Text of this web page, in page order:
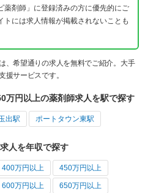
薬剤師」に登録済みの方に優先的にご
には求人情報が掲載されないことも
、希望通りの求人を無料でご紹介。大手
援サービスです。
万円以上の薬剤師求人を駅で探す
出駅 ポートタウン東駅
人を年収で探す
400万円以上 450万円以上
600万円以上 650万円以上